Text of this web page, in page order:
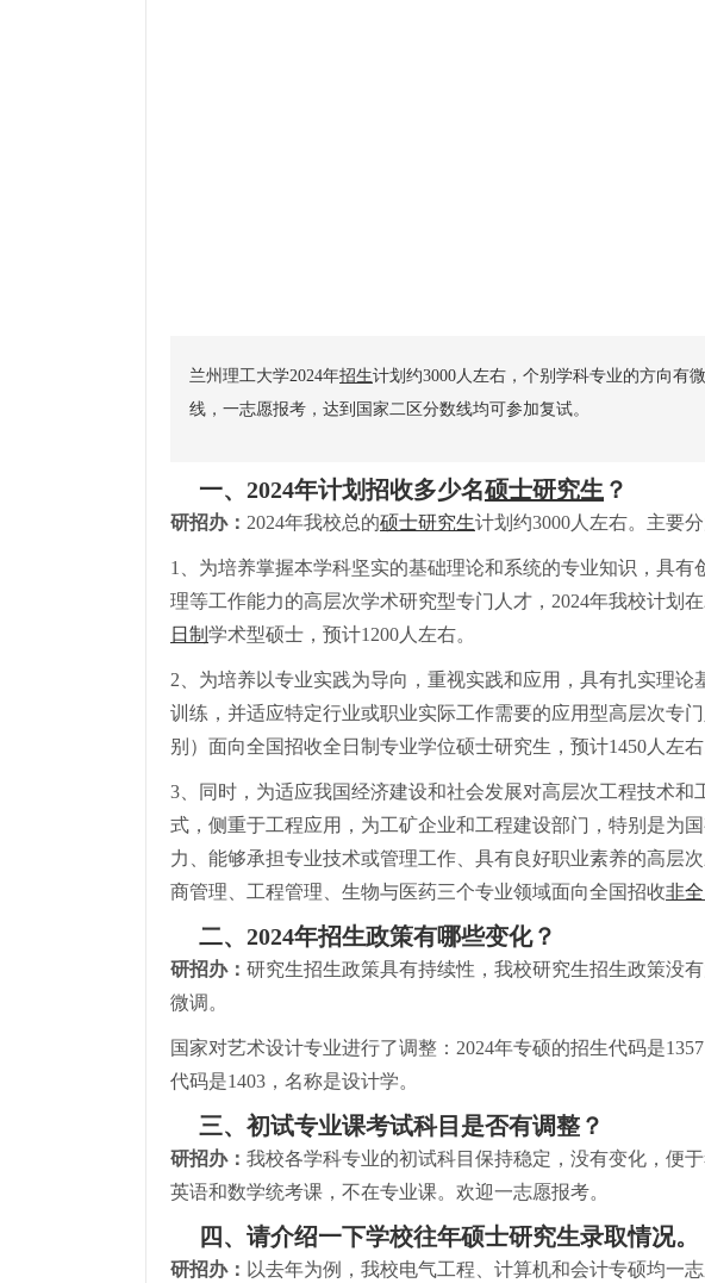
兰州理工大学2024年招生计划约3000人左右，个别学科专业的方向有
线，一志愿报考，达到国家二区分数线均可参加复试。
一、2024年计划招收多少名硕士研究生 ？
研招办： 2024年我校总的硕士研究生计划约3000人左右。主要
1、为培养掌握本学科坚实的基础理论和系统的专业知识，具
理等工作能力的高层次学术研究型专门人才，2024年我校计划
日制 学术型硕士，预计1200人左右。
2、为培养以专业实践为导向，重视实践和应用，具有扎实理
训练，并适应特定行业或职业实际工作需要的应用型高层次专
别）面向全国招收全日制专业学位硕士研究生，预计1450人左右
3、同时，为适应我国经济建设和社会发展对高层次工程技术
式，侧重于工程应用，为工矿企业和工程建设部门，特别是为
力、能够承担专业技术或管理工作、具有良好职业素养的高层
商管理、工程管理、生物与医药三个专业领域面向全国招收非
二、2024年招生政策有哪些变化？
研招办： 研究生招生政策具有持续性，我校研究生招生政策没
微调。
国家对艺术设计专业进行了调整：2024年专硕的招生代码是
代码是1403，名称是设计学。
三、初试专业课考试科目是否有调整？
研招办： 我校各学科专业的初试科目保持稳定，没有变化，便
英语和数学统考课，不在专业课。欢迎一志愿报考。
四、请介绍一下学校往年硕士研究生录取情况。
研招办： 以去年为例，我校电气工程、计算机和会计专硕均一